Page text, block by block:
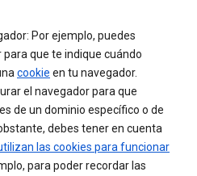
Por ejemplo, puedes
que te indique cuándo
cookie en tu navegador.
el navegador para que
de un dominio específico o de
debes tener en cuenta
las cookies para funcionar
para poder recordar las